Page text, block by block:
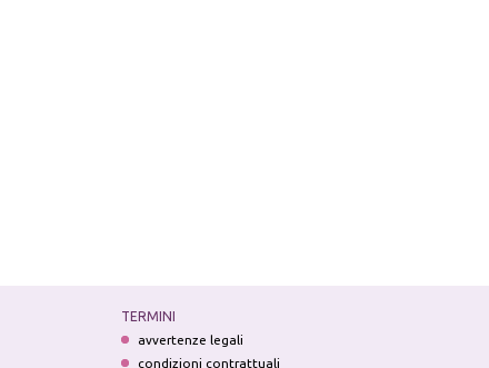
TERMINI
avvertenze legali
condizioni contrattuali